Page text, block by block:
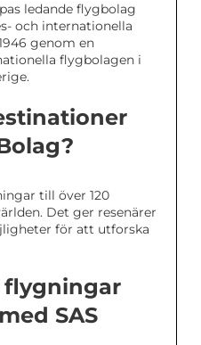
ledande flygbolag
och internationella
genom en
flygbolagen i
till över 120
Det ger resenärer
för att utforska
flygningar
SAS